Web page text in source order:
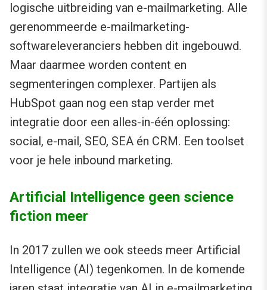
logische uitbreiding van e-mailmarketing. Alle
gerenommeerde e-mailmarketing-
softwareleveranciers hebben dit ingebouwd.
Maar daarmee worden content en
segmenteringen complexer. Partijen als
HubSpot gaan nog een stap verder met
integratie door een alles-in-één oplossing:
social, e-mail, SEO, SEA én CRM. Een toolset
voor je hele inbound marketing.
Artificial Intelligence geen science
fiction meer
In 2017 zullen we ook steeds meer Artificial
Intelligence (AI) tegenkomen. In de komende